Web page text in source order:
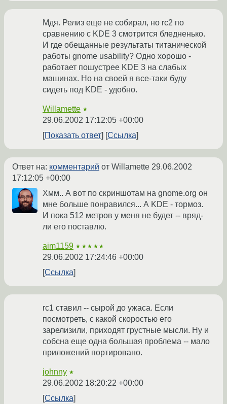
Мдя. Релиз еще не собирал, но rc2 по
сравнению с KDE 3 смотрится бледненько.
И где обещанные результаты титанической
работы gnome usability? Одно хорошо -
работает пошустрее KDE 3 на слабых
машинах. Но на своей я все-таки буду
сидеть под KDE - удобно.
Willamette ★
29.06.2002 17:12:05 +00:00
Показать ответ
Ссылка
Ответ на: комментарий от Willamette 29.06.2002
17:12:05 +00:00
Хмм.. А вот по скриншотам на gnome.org он
мне больше понравился... А KDE - тормоз.
И пока 512 метров у меня не будет -- вряд-
ли его поставлю.
aim1159 ★★★★★
29.06.2002 17:24:46 +00:00
Ссылка
rc1 ставил -- сырой до ужаса. Если
посмотреть, с какой скоростью его
зарелизили, приходят грустные мысли. Ну и
собсна еще одна большая проблема -- мало
приложений портировано.
johnny ★
29.06.2002 18:20:22 +00:00
Ссылка